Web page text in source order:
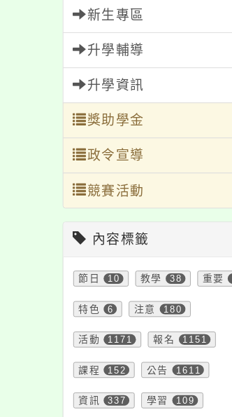
新生專區
升學輔導
升學資訊
獎助學金
政令宣導
競賽活動
內容標籤
節日 10 教學 38 重要
特色 6 注意 180
活動 1171 報名 1151
課程 152 公告 1611
資訊 337 學習 109
有哪些選擇？
IN USE,
ARE OUR
國際視角，開
倫理新對話」
習會」資訊